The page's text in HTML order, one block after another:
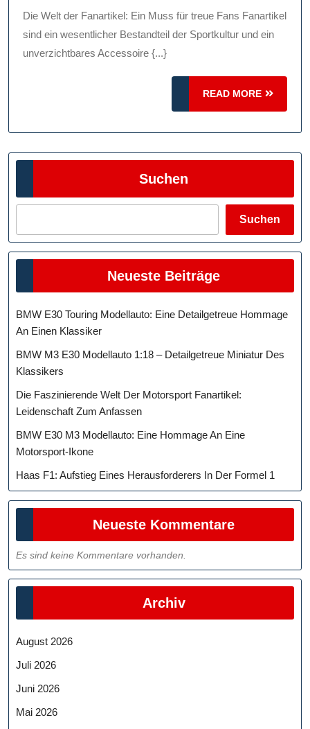
Ein
Muss
Für
2025
Die Welt der Fanartikel: Ein Muss für treue Fans Fanartikel
sind ein wesentlicher Bestandteil der Sportkultur und ein
unverzichtbares Accessoire {...}
READ MORE
READ
MORE
Suchen
Suchen
Neueste Beiträge
BMW E30 Touring Modellauto: Eine Detailgetreue Hommage
An Einen Klassiker
BMW M3 E30 Modellauto 1:18 – Detailgetreue Miniatur Des
Klassikers
Die Faszinierende Welt Der Motorsport Fanartikel:
Leidenschaft Zum Anfassen
BMW E30 M3 Modellauto: Eine Hommage An Eine
Motorsport-Ikone
Haas F1: Aufstieg Eines Herausforderers In Der Formel 1
Neueste Kommentare
Es sind keine Kommentare vorhanden.
Archiv
August 2026
Juli 2026
Juni 2026
Mai 2026